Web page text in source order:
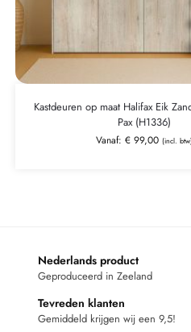
Kastdeuren op maat Halifax Eik
Pax (H1336)
Vanaf: €99,00 (incl. btw)
Nederlands product
Geproduceerd in Zeeland
Tevreden klanten
Gemiddeld krijgen wij een 9,5!